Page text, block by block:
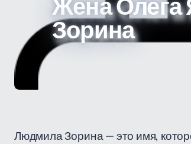
Жена Олега
Зорина
Людмила Зорина — это имя,